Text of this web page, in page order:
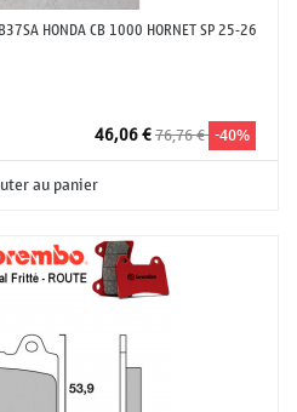
HONDA CB 1000 HORNET SP 25-26
46,06 €76,76 € -40%
au panier